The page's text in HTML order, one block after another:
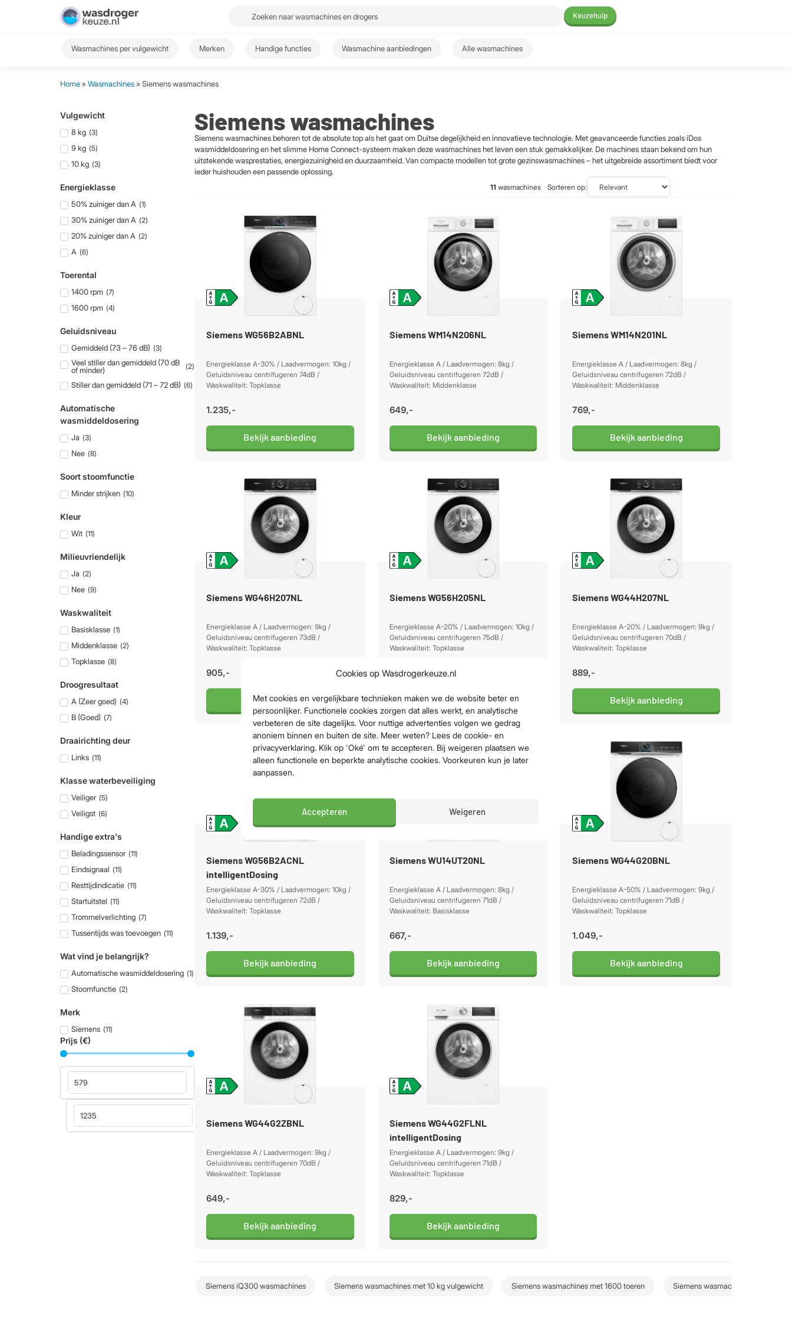
Cookies op Wasdrogerkeuze.nl
Met cookies en vergelijkbare technieken maken we de website beter en
persoonlijker. Functionele cookies zorgen dat alles werkt, en analytische
verbeteren de site dagelijks. Voor nuttige advertenties volgen we gedrag
anoniem binnen en buiten de site. Meer weten? Lees de cookie- en
privacyverklaring. Klik op 'Oké' om te accepteren. Bij weigeren plaatsen we
alleen functionele en beperkte analytische cookies. Voorkeuren kun je later
aanpassen.
Accepteren Weigeren
Keuzehulp
Wasmachines per vulgewicht Merken Handige functies Wasmachine aanbiedingen Alle wasmachines
Home»Wasmachines» Siemens wasmachines
Vulgewicht
8 kg (3)
9 kg (5)
10 kg (3)
Energieklasse
50% zuiniger dan A (1)
30% zuiniger dan A (2)
20% zuiniger dan A (2)
A (6)
Toerental
1400 rpm (7)
1600 rpm (4)
Geluidsniveau
Gemiddeld (73 – 76 dB) (3)
Veel stiller dan gemiddeld (70 dB
of minder)
(2)
Stiller dan gemiddeld (71 – 72 dB) (6)
Automatische
wasmiddeldosering
Ja (3)
Nee (8)
Soort stoomfunctie
Minder strijken (10)
Kleur
Wit (11)
Milieuvriendelijk
Ja (2)
Nee (9)
Waskwaliteit
Basisklasse (1)
Middenklasse (2)
Topklasse (8)
Droogresultaat
A (Zeer goed) (4)
B (Goed) (7)
Draairichting deur
Links (11)
Klasse waterbeveiliging
Veiliger (5)
Veiligst (6)
Handige extra's
Beladingssensor (11)
Eindsignaal (11)
Resttijdindicatie (11)
Startuitstel (11)
Trommelverlichting (7)
Tussentijds was toevoegen (11)
Wat vind je belangrijk?
Automatische wasmiddeldosering (1)
Stoomfunctie (2)
Merk
Siemens (11)
Prijs (€)
Siemens wasmachines
Siemens wasmachines behoren tot de absolute top als het gaat om Duitse degelijkheid en innovatieve technologie. Met geavanceerde functies zoals iDos
wasmiddeldosering en het slimme Home Connect-systeem maken deze wasmachines het leven een stuk gemakkelijker. De machines staan bekend om hun
uitstekende wasprestaties, energiezuinigheid en duurzaamheid. Van compacte modellen tot grote gezinswasmachines – het uitgebreide assortiment biedt voor
ieder huishouden een passende oplossing.
11 wasmachines Sorteren op:
Siemens WG56B2ABNL
Energieklasse A-30% / Laadvermogen: 10kg /
Geluidsniveau centrifugeren 74dB /
Waskwaliteit: Topklasse
1.235,-
Bekijk aanbieding
Siemens WM14N206NL
Energieklasse A / Laadvermogen: 8kg /
Geluidsniveau centrifugeren 72dB /
Waskwaliteit: Middenklasse
649,-
Bekijk aanbieding
Siemens WM14N201NL
Energieklasse A / Laadvermogen: 8kg /
Geluidsniveau centrifugeren 72dB /
Waskwaliteit: Middenklasse
769,-
Bekijk aanbieding
Siemens WG46H207NL
Energieklasse A / Laadvermogen: 9kg /
Geluidsniveau centrifugeren 73dB /
Waskwaliteit: Topklasse
905,-
Bekijk aanbieding
Siemens WG56H205NL
Energieklasse A-20% / Laadvermogen: 10kg /
Geluidsniveau centrifugeren 75dB /
Waskwaliteit: Topklasse
928,-
Bekijk aanbieding
Siemens WG44H207NL
Energieklasse A-20% / Laadvermogen: 9kg /
Geluidsniveau centrifugeren 70dB /
Waskwaliteit: Topklasse
889,-
Bekijk aanbieding
Siemens WG56B2ACNL
intelligentDosing
Energieklasse A-30% / Laadvermogen: 10kg /
Geluidsniveau centrifugeren 72dB /
Waskwaliteit: Topklasse
1.139,-
Bekijk aanbieding
Siemens WU14UT20NL
Energieklasse A / Laadvermogen: 8kg /
Geluidsniveau centrifugeren 71dB /
Waskwaliteit: Basisklasse
667,-
Bekijk aanbieding
Siemens WG44G20BNL
Energieklasse A-50% / Laadvermogen: 9kg /
Geluidsniveau centrifugeren 71dB /
Waskwaliteit: Topklasse
1.049,-
Bekijk aanbieding
Siemens WG44G2ZBNL
Energieklasse A / Laadvermogen: 9kg /
Geluidsniveau centrifugeren 70dB /
Waskwaliteit: Topklasse
649,-
Bekijk aanbieding
Siemens WG44G2FLNL
intelligentDosing
Energieklasse A / Laadvermogen: 9kg /
Geluidsniveau centrifugeren 71dB /
Waskwaliteit: Topklasse
829,-
Bekijk aanbieding
Siemens iQ300 wasmachines Siemens wasmachines met 10 kg vulgewicht Siemens wasmachines met 1600 toeren Siemens wasmachines met 8 kg